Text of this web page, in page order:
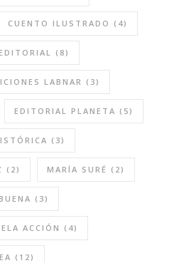
CUENTO ILUSTRADO (4)
(8)
LABNAR (3)
EDITORIAL PLANETA (5)
(3)
(2) MARÍA SURÉ (2)
(3)
ACCIÓN (4)
(12)